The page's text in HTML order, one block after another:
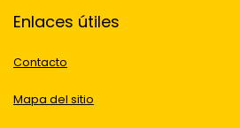
Enlaces útiles
Contacto
Mapa del sitio